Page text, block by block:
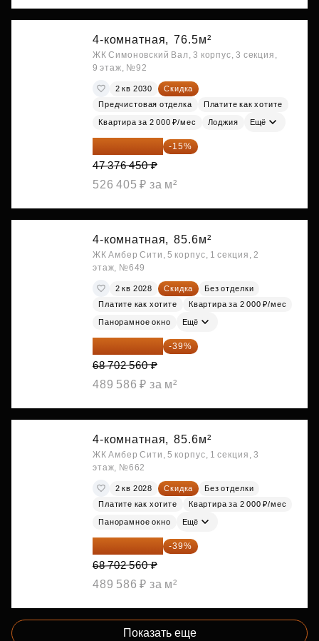
4-комнатная, 76.5м²
ЖК Симоновский Вал, 3 корпус, 3 секция,
9 этаж, №92
2 кв 2030
Скидка
Предчистовая отделка
Платите как хотите
Квартира за 2 000 ₽/мес Лоджия Ещё
40 269 983 ₽ -15%
47 376 450 ₽
526 405 ₽ за м²
4-комнатная, 85.6м²
ЖК Амбер Сити, 5 корпус, 1 секция, 2
этаж, №649
2 кв 2028 Скидка
Без отделки
Платите как хотите
Квартира за 2 000 ₽/мес
Панорамное окно Ещё
41 908 562 ₽ -39%
68 702 560 ₽
489 586 ₽ за м²
4-комнатная, 85.6м²
ЖК Амбер Сити, 5 корпус, 1 секция, 3
этаж, №662
2 кв 2028 Скидка
Без отделки
Платите как хотите
Квартира за 2 000 ₽/мес
Панорамное окно Ещё
41 908 562 ₽ -39%
68 702 560 ₽
489 586 ₽ за м²
Показать еще